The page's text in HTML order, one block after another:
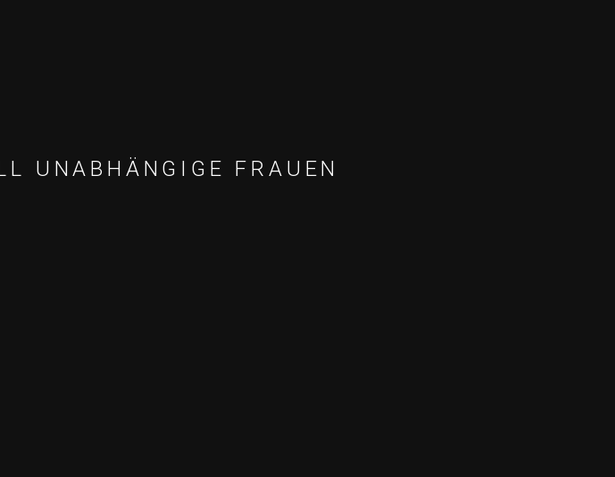
UNABHÄNGIGE FRAUEN